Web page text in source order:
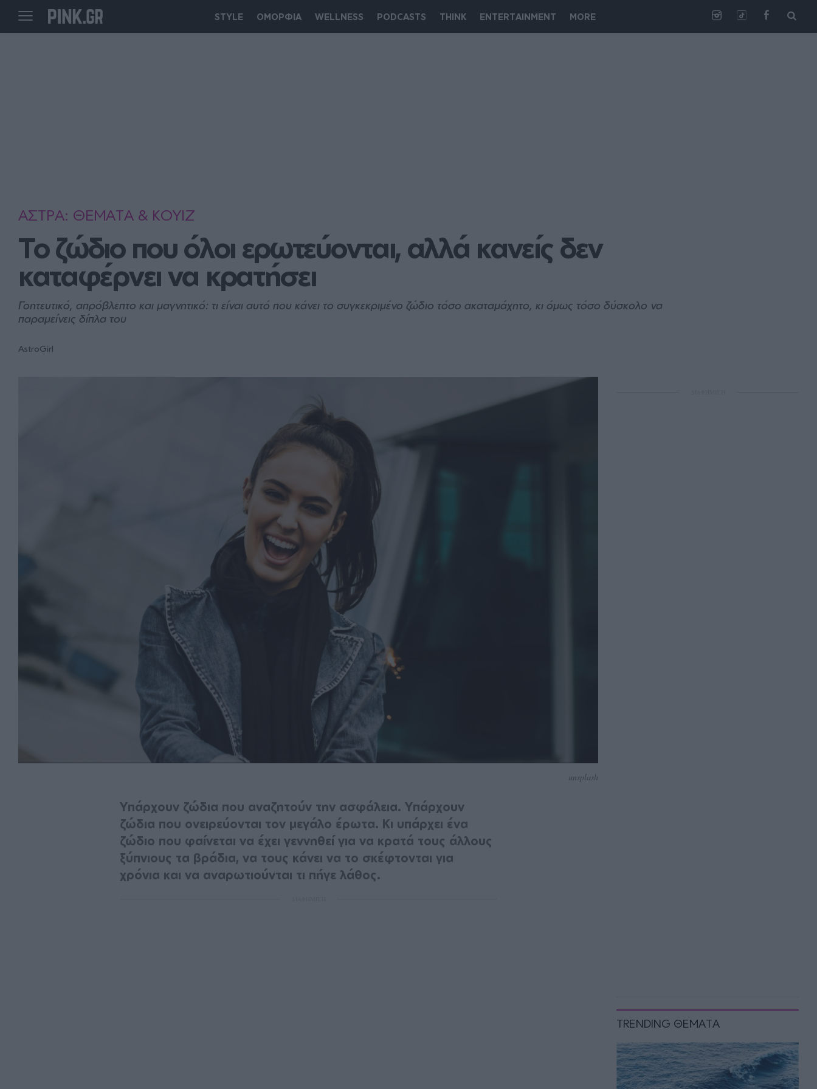
STYLE ΟΜΟΡΦΙΑ WELLNESS PODCASTS THINK ENTERTAINMENT MORE
ΑΣΤΡΑ: ΘΕΜΑΤΑ & ΚΟΥΙΖ
Το ζώδιο που όλοι ερωτεύονται, αλλά κανείς δεν
καταφέρνει να κρατήσει
Γοητευτικό, απρόβλεπτο και μαγνητικό: τι είναι αυτό που κάνει το συγκεκριμένο ζώδιο τόσο ακαταμάχητο, κι όμως τόσο δύσκολο να
παραμείνεις δίπλα του
AstroGirl
TRENDING ΘΕΜΑΤΑ
unsplash
Υπάρχουν ζώδια που αναζητούν την ασφάλεια. Υπάρχουν
ζώδια που ονειρεύονται τον μεγάλο έρωτα. Κι υπάρχει ένα
ζώδιο που φαίνεται να έχει γεννηθεί για να κρατά τους άλλους
ξύπνιους τα βράδια, να τους κάνει να το σκέφτονται για
χρόνια και να αναρωτιούνται τι πήγε λάθος.